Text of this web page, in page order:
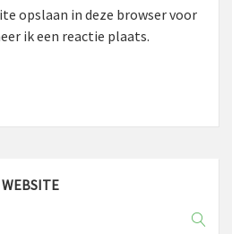
opslaan in deze browser voor
ik een reactie plaats.